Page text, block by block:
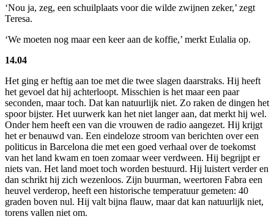
‘Nou ja, zeg, een schuilplaats voor die wilde zwijnen zeker,’ zegt
Teresa.
‘We moeten nog maar een keer aan de koffie,’ merkt Eulalia op.
14.04
Het ging er heftig aan toe met die twee slagen daarstraks. Hij heeft
het gevoel dat hij achterloopt. Misschien is het maar een paar
seconden, maar toch. Dat kan natuurlijk niet. Zo raken de dingen het
spoor bijster. Het uurwerk kan het niet langer aan, dat merkt hij wel.
Onder hem heeft een van die vrouwen de radio aangezet. Hij krijgt
het er benauwd van. Een eindeloze stroom van berichten over een
politicus in Barcelona die met een goed verhaal over de toekomst
van het land kwam en toen zomaar weer verdween. Hij begrijpt er
niets van. Het land moet toch worden bestuurd. Hij luistert verder en
dan schrikt hij zich wezenloos. Zijn buurman, weertoren Fabra een
heuvel verderop, heeft een historische temperatuur gemeten: 40
graden boven nul. Hij valt bijna flauw, maar dat kan natuurlijk niet,
torens vallen niet om.